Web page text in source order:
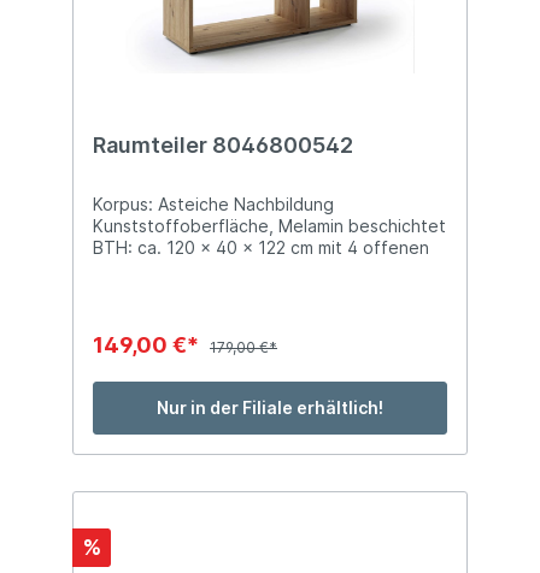
Raumteiler 8046800542
Korpus: Asteiche Nachbildung
Kunststoffoberfläche, Melamin beschichtet
BTH: ca. 120 x 40 x 122 cm mit 4 offenen
149,00 €* 179,00 €*
Nur in der Filiale erhältlich!
%